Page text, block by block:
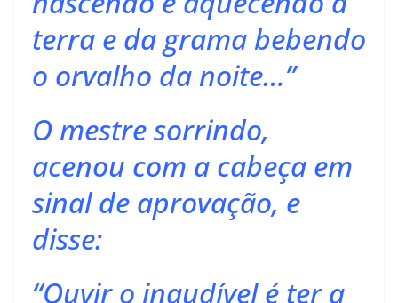
terra e da grama bebendo
o orvalho da noite…”
O mestre sorrindo,
acenou com a cabeça em
sinal de aprovação, e
disse:
“Ouvir o inaudível é ter a